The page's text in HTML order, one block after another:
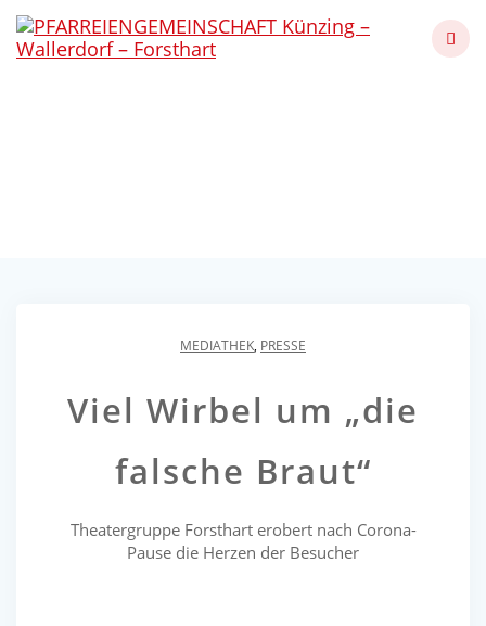
to
MEDIATHEK, PRESSE
Viel Wirbel um „die
falsche Braut“
Theatergruppe Forsthart erobert nach Corona-
Pause die Herzen der Besucher